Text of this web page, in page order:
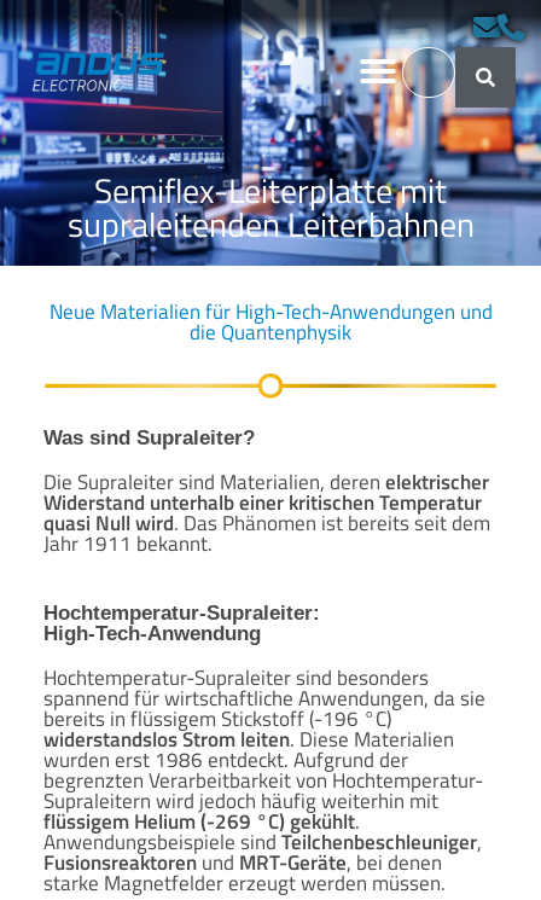
Semiflex-Leiterplatte mit
supraleitenden Leiterbahnen
Neue Materialien für High-Tech-Anwendungen und
die Quantenphysik
Was sind Supraleiter?
Die Supraleiter sind Materialien, derenelektrischer
Widerstand unterhalb einer kritischen Temperatur
quasi Null wird. Das Phänomen ist bereits seit dem
Jahr 1911 bekannt.
Hochtemperatur-Supraleiter:
High-Tech-Anwendung
Hochtemperatur-Supraleiter sind besonders
spannend für wirtschaftliche Anwendungen, da sie
bereits in flüssigem Stickstoff (-196 °C)
widerstandslos Strom leiten. Diese Materialien
wurden erst 1986 entdeckt. Aufgrund der
begrenzten Verarbeitbarkeit von Hochtemperatur-
Supraleitern wird jedoch häufig weiterhin mit
flüssigem Helium (-269 °C) gekühlt.
Anwendungsbeispiele sindTeilchenbeschleuniger,
Fusionsreaktorenund MRT-Geräte, bei denen
starke Magnetfelder erzeugt werden müssen.